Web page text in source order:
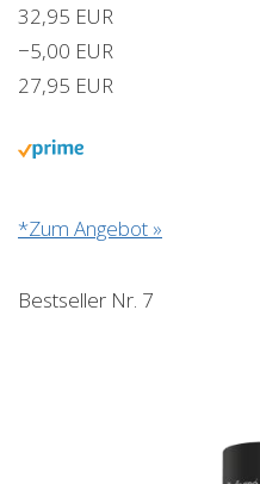
32,95 EUR
−5,00 EUR
27,95 EUR
*Zum Angebot »
Bestseller Nr. 7